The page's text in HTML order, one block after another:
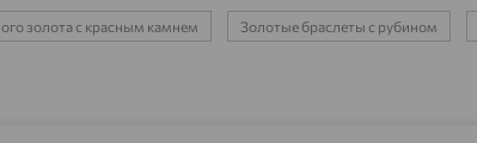
золота с красным камнем Золотые браслеты с рубином
доставка